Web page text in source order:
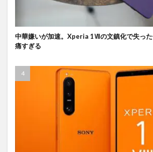
中華嫌いが加速。Xperia 1Ⅶの文鎮化で失っ
痛すぎる